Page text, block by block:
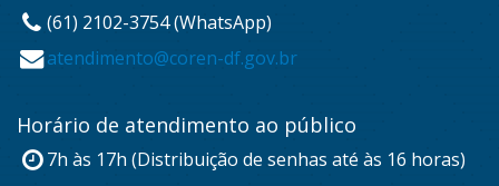
(61) 2102-3754 (WhatsApp)
atendimento@coren-df.gov.br
Horário de atendimento ao público
7h às 17h (Distribuição de senhas até às 16 horas)